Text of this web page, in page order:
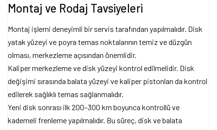
Montaj ve Rodaj Tavsiyeleri
Montaj işlemi deneyimli bir servis tarafından yapılmalıdır. Disk
yatak yüzeyi ve poyra temas noktalarının temiz ve düzgün
olması, merkezleme açısından önemlidir.
Kaliper merkezleme ve disk yüzeyi kontrol edilmelidir. Disk
değişimi sırasında balata yüzeyi ve kaliper pistonları da kontrol
edilerek sağlıklı temas sağlanmalıdır.
Yeni disk sonrası ilk 200–300 km boyunca kontrollü ve
kademeli frenleme yapılmalıdır. Bu süreç, disk ve balata